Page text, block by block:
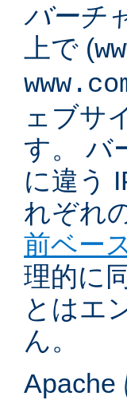
バーチ
上で (
ェブサ
す。 バ
に違う
れぞれ
前ベー
理的に
とはエ
ん。
Apache